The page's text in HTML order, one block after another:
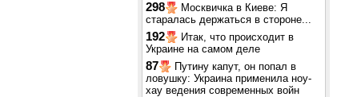
298
Москвичка в Киеве: Я
старалась держаться в стороне...
192
Итак, что происходит в
Украине на самом деле
87
Путину капут, он попал в
ловушку: Украина применила ноу-
хау ведения современных войн